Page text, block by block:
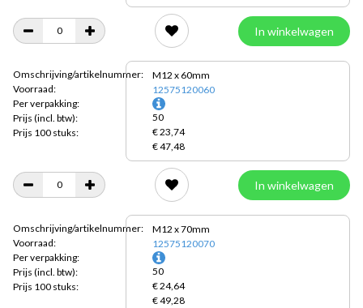
In winkelwagen
Omschrijving/artikelnummer:
Voorraad:
Per verpakking:
Prijs (incl. btw):
Prijs 100 stuks:
M12 x 60mm
12575120060
50
€ 23,74
€ 47,48
In winkelwagen
Omschrijving/artikelnummer:
Voorraad:
Per verpakking:
Prijs (incl. btw):
Prijs 100 stuks:
M12 x 70mm
12575120070
50
€ 24,64
€ 49,28